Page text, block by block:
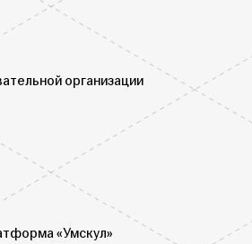
организации
«Умскул»